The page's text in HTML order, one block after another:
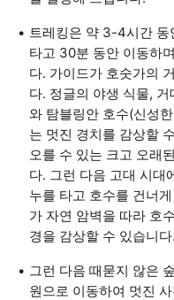
트레킹은 약 3-4시간 동
타고 30분 동안 이동하
다. 가이드가 호숫가의
다. 정글의 야생 식물,
와 탐블링안 호수(신성
는 멋진 경치를 감상할
오를 수 있는 크고 오래
다. 그런 다음 고대 시대
누를 타고 호수를 건너
가 자연 암벽을 따라 호
경을 감상할 수 있습니다.
그런 다음 때묻지 않은
원으로 이동하여 멋진